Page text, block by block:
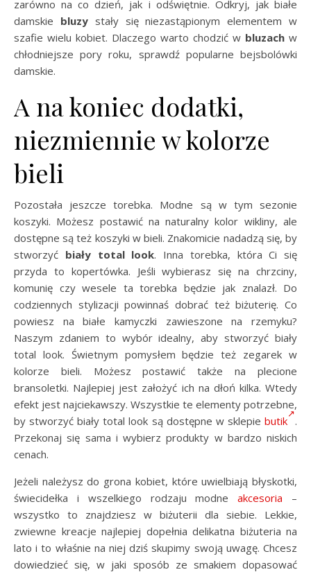
zarówno na co dzień, jak i odświętnie. Odkryj, jak białe
damskie bluzystały się niezastąpionym elementem w
szafie wielu kobiet. Dlaczego warto chodzić w bluzach w
chłodniejsze pory roku, sprawdź popularne bejsbolówki
damskie.
A na koniec dodatki,
niezmiennie w kolorze
bieli
Pozostała jeszcze torebka. Modne są w tym sezonie
koszyki. Możesz postawić na naturalny kolor wikliny, ale
dostępne są też koszyki w bieli. Znakomicie nadadzą się, by
stworzyć biały total look. Inna torebka, która Ci się
przyda to kopertówka. Jeśli wybierasz się na chrzciny,
komunię czy wesele ta torebka będzie jak znalazł. Do
codziennych stylizacji powinnaś dobrać też biżuterię. Co
powiesz na białe kamyczki zawieszone na rzemyku?
Naszym zdaniem to wybór idealny, aby stworzyć biały
total look. Świetnym pomysłem będzie też zegarek w
kolorze bieli. Możesz postawić także na plecione
bransoletki. Najlepiej jest założyć ich na dłoń kilka. Wtedy
efekt jest najciekawszy. Wszystkie te elementy potrzebne,
by stworzyć biały total look są dostępne w sklepie butik .
Przekonaj się sama i wybierz produkty w bardzo niskich
cenach.
Jeżeli należysz do grona kobiet, które uwielbiają błyskotki,
świecidełka i wszelkiego rodzaju modneakcesoria –
wszystko to znajdziesz w biżuterii dla siebie. Lekkie,
zwiewne kreacje najlepiej dopełnia delikatna biżuteria na
lato i to właśnie na niej dziś skupimy swoją uwagę. Chcesz
dowiedzieć się, w jaki sposób ze smakiem dopasować